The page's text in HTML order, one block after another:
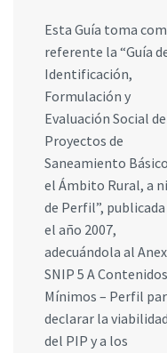
Esta Guía toma
referente la “Guía
Identificación,
Formulación y
Evaluación Social de
Proyectos de
Saneamiento
el Ámbito Rural, a
de Perfil”, publicada
el año 2007,
adecuándola al
SNIP 5 A Contenidos
Mínimos – Perfil
declarar la viabilidad
del PIP y a los